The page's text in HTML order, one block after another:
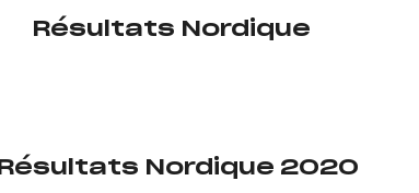
Résultats Nordique
Résultats Nordique 2020